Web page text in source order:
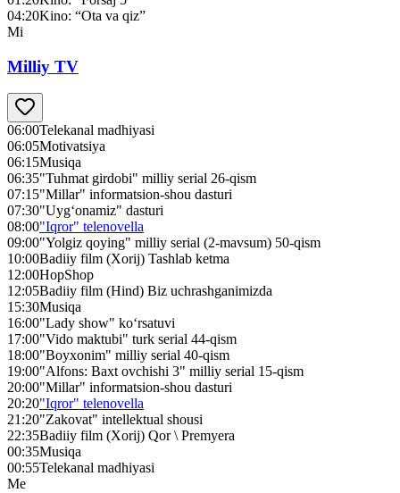
04:20Kino: “Ota va qiz”
Mi
Milliy TV
06:00Telekanal madhiyasi
06:05Motivatsiya
06:15Musiqa
06:35"Tuhmat girdobi" milliy serial 26-qism
07:15"Millar" informatsion-shou dasturi
07:30"Uyg‘onamiz" dasturi
08:00"Iqror" telenovella
09:00"Yolgiz qoying" milliy serial (2-mavsum) 50-qism
10:00Badiiy film (Xorij) Tashlab ketma
12:00HopShop
12:05Badiiy film (Hind) Biz uchrashganimizda
15:30Musiqa
16:00"Lady show" ko‘rsatuvi
17:00"Vido maktubi" turk serial 44-qism
18:00"Boyxonim" milliy serial 40-qism
19:00"Alfons: Baxt ovchishi 3" milliy serial 15-qism
20:00"Millar" informatsion-shou dasturi
20:20"Iqror" telenovella
21:20"Zakovat" intellektual shousi
22:35Badiiy film (Xorij) Qor \ Premyera
00:35Musiqa
00:55Telekanal madhiyasi
Me